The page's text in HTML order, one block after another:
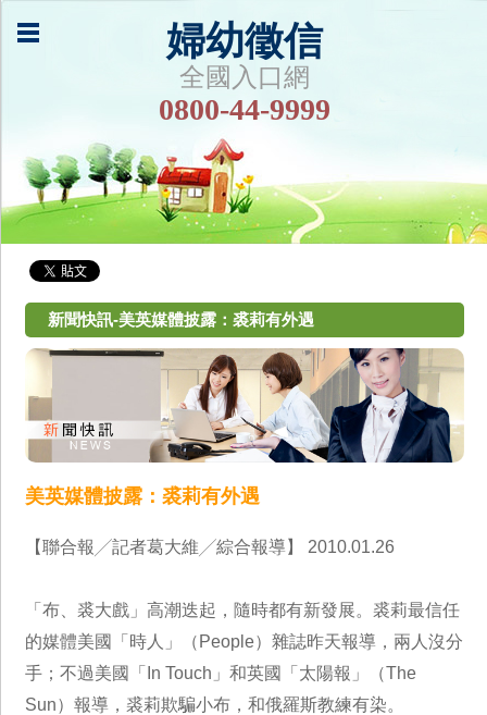
婦幼徵信
全國入口網
0800-44-9999
新聞快訊-美英媒體披露：裘莉有外遇
美英媒體披露：裘莉有外遇
【聯合報╱記者葛大維╱綜合報導】 2010.01.26
「布、裘大戲」高潮迭起，隨時都有新發展。裘莉最信任
的媒體美國「時人」（People）雜誌昨天報導，兩人沒分
手；不過美國「In Touch」和英國「太陽報」（The
Sun）報導，裘莉欺騙小布，和俄羅斯教練有染。